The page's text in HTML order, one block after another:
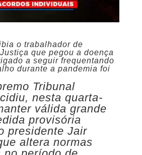
o trabalhador de
que pegou a doença
a seguir frequentando
durante a pandemia foi
Tribunal
nesta quarta-
válida grande
provisória
presidente Jair
altera normas